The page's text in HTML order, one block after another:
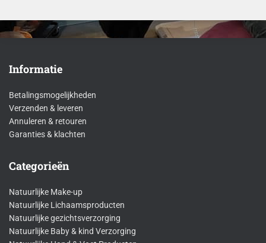
Informatie
Betalingsmogelijkheden
Verzenden & leveren
Annuleren & retouren
Garanties & klachten
Categorieën
Natuurlijke Make-up
Natuurlijke Lichaamsproducten
Natuurlijke gezichtsverzorging
Natuurlijke Baby & kind Verzorging